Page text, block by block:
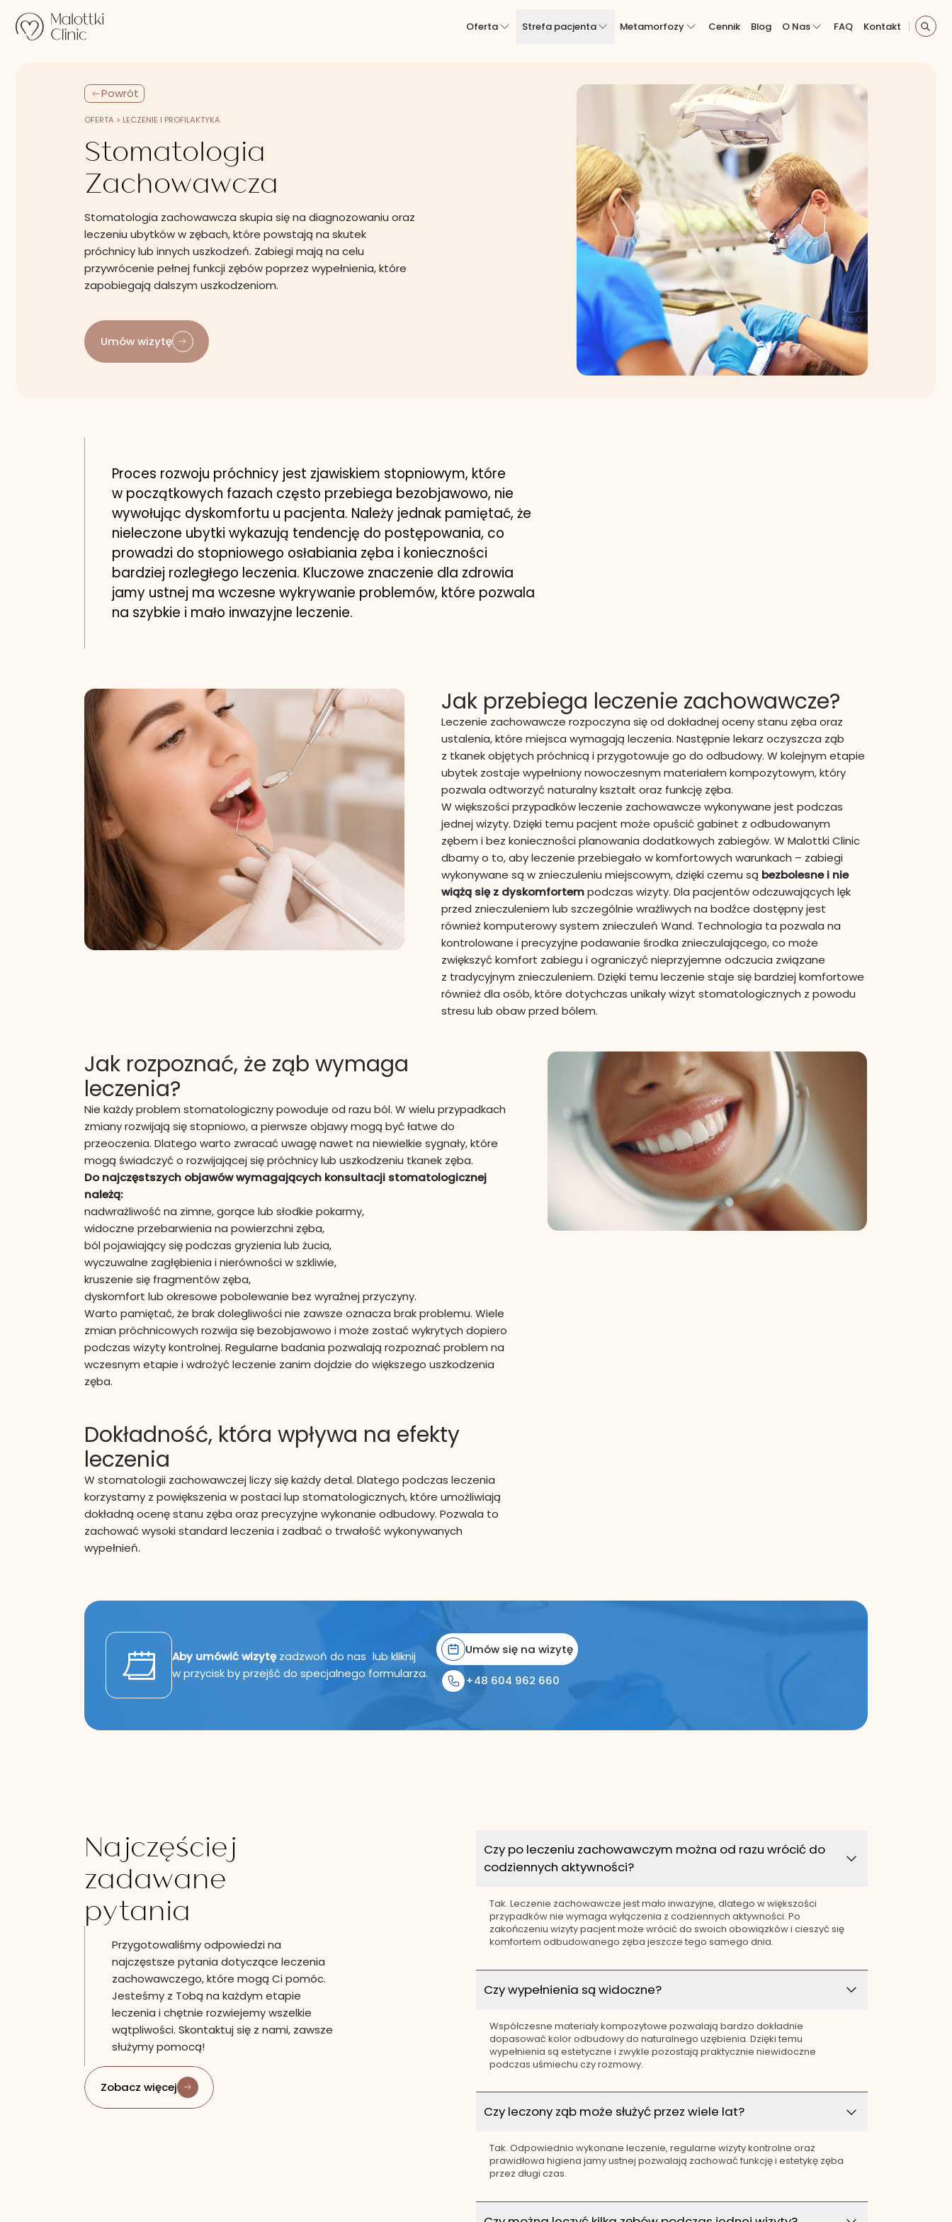
Oferta Strefa pacjenta Metamorfozy Cennik Blog O Nas FAQ Kontakt
Powrót
OFERTA > LECZENIE I PROFILAKTYKA
Stomatologia
Zachowawcza
Stomatologia zachowawcza skupia się na diagnozowaniu oraz
leczeniu ubytków w zębach, które powstają na skutek
próchnicy lub innych uszkodzeń. Zabiegi mają na celu
przywrócenie pełnej funkcji zębów poprzez wypełnienia, które
zapobiegają dalszym uszkodzeniom.
Umów wizytę
Proces rozwoju próchnicy jest zjawiskiem stopniowym, które
w początkowych fazach często przebiega bezobjawowo, nie
wywołując dyskomfortu u pacjenta. Należy jednak pamiętać, że
nieleczone ubytki wykazują tendencję do postępowania, co
prowadzi do stopniowego osłabiania zęba i konieczności
bardziej rozległego leczenia. Kluczowe znaczenie dla zdrowia
jamy ustnej ma wczesne wykrywanie problemów, które pozwala
na szybkie i mało inwazyjne leczenie.
Jak przebiega leczenie zachowawcze?
Leczenie zachowawcze rozpoczyna się od dokładnej oceny stanu zęba oraz
ustalenia, które miejsca wymagają leczenia. Następnie lekarz oczyszcza ząb
z tkanek objętych próchnicą i przygotowuje go do odbudowy. W kolejnym etapie
ubytek zostaje wypełniony nowoczesnym materiałem kompozytowym, który
pozwala odtworzyć naturalny kształt oraz funkcję zęba.
W większości przypadków leczenie zachowawcze wykonywane jest podczas
jednej wizyty. Dzięki temu pacjent może opuścić gabinet z odbudowanym
zębem i bez konieczności planowania dodatkowych zabiegów. W Malottki Clinic
dbamy o to, aby leczenie przebiegało w komfortowych warunkach – zabiegi
wykonywane są w znieczuleniu miejscowym, dzięki czemu są bezbolesne i nie
wiążą się z dyskomfortempodczas wizyty. Dla pacjentów odczuwających lęk
przed znieczuleniem lub szczególnie wrażliwych na bodźce dostępny jest
również komputerowy system znieczuleń Wand. Technologia ta pozwala na
kontrolowane i precyzyjne podawanie środka znieczulającego, co może
zwiększyć komfort zabiegu i ograniczyć nieprzyjemne odczucia związane
z tradycyjnym znieczuleniem. Dzięki temu leczenie staje się bardziej komfortowe
również dla osób, które dotychczas unikały wizyt stomatologicznych z powodu
stresu lub obaw przed bólem.
Jak rozpoznać, że ząb wymaga
leczenia?
Nie każdy problem stomatologiczny powoduje od razu ból. W wielu przypadkach
zmiany rozwijają się stopniowo, a pierwsze objawy mogą być łatwe do
przeoczenia. Dlatego warto zwracać uwagę nawet na niewielkie sygnały, które
mogą świadczyć o rozwijającej się próchnicy lub uszkodzeniu tkanek zęba.
Do najczęstszych objawów wymagających konsultacji stomatologicznej
należą:
nadwrażliwość na zimne, gorące lub słodkie pokarmy,
widoczne przebarwienia na powierzchni zęba,
ból pojawiający się podczas gryzienia lub żucia,
wyczuwalne zagłębienia i nierówności w szkliwie,
kruszenie się fragmentów zęba,
dyskomfort lub okresowe pobolewanie bez wyraźnej przyczyny.
Warto pamiętać, że brak dolegliwości nie zawsze oznacza brak problemu. Wiele
zmian próchnicowych rozwija się bezobjawowo i może zostać wykrytych dopiero
podczas wizyty kontrolnej. Regularne badania pozwalają rozpoznać problem na
wczesnym etapie i wdrożyć leczenie zanim dojdzie do większego uszkodzenia
zęba.
Dokładność, która wpływa na efekty
leczenia
W stomatologii zachowawczej liczy się każdy detal. Dlatego podczas leczenia
korzystamy z powiększenia w postaci lup stomatologicznych, które umożliwiają
dokładną ocenę stanu zęba oraz precyzyjne wykonanie odbudowy. Pozwala to
zachować wysoki standard leczenia i zadbać o trwałość wykonywanych
wypełnień.
Aby umówić wizytęzadzwoń do nas lub kliknij
w przycisk by przejść do specjalnego formularza.
Umów się na wizytę
+48 604 962 660
Najczęściej
zadawane
pytania
Przygotowaliśmy odpowiedzi na
najczęstsze pytania dotyczące leczenia
zachowawczego, które mogą Ci pomóc.
Jesteśmy z Tobą na każdym etapie
leczenia i chętnie rozwiejemy wszelkie
wątpliwości. Skontaktuj się z nami, zawsze
służymy pomocą!
Zobacz więcej
Czy po leczeniu zachowawczym można od razu wrócić do
codziennych aktywności?
Tak. Leczenie zachowawcze jest mało inwazyjne, dlatego w większości
przypadków nie wymaga wyłączenia z codziennych aktywności. Po
zakończeniu wizyty pacjent może wrócić do swoich obowiązków i cieszyć się
komfortem odbudowanego zęba jeszcze tego samego dnia.
Czy wypełnienia są widoczne?
Współczesne materiały kompozytowe pozwalają bardzo dokładnie
dopasować kolor odbudowy do naturalnego uzębienia. Dzięki temu
wypełnienia są estetyczne i zwykle pozostają praktycznie niewidoczne
podczas uśmiechu czy rozmowy.
Czy leczony ząb może służyć przez wiele lat?
Tak. Odpowiednio wykonane leczenie, regularne wizyty kontrolne oraz
prawidłowa higiena jamy ustnej pozwalają zachować funkcję i estetykę zęba
przez długi czas.